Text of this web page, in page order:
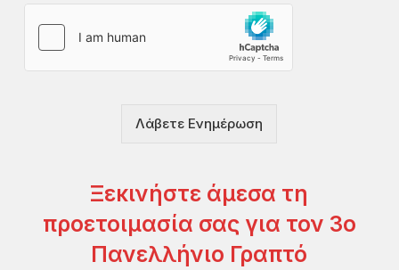
ο
Λάβετε Ενημέρωση
Ξεκινήστε άμεσα τη
προετοιμασία σας για τον 3ο
Πανελλήνιο Γραπτό